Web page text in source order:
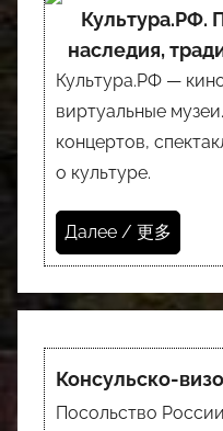
Культура.РФ.
наследия,
Культура.РФ —
виртуальные
концертов,
о культуре.
Далее / 更多